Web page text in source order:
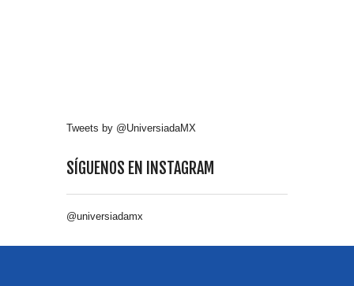
Tweets by @UniversiadaMX
SÍGUENOS EN INSTAGRAM
@universiadamx